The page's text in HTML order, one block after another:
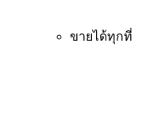
ขายได้ทุกที่